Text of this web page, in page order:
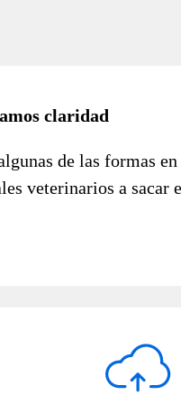
claridad
de las formas
veterinarios a sacar